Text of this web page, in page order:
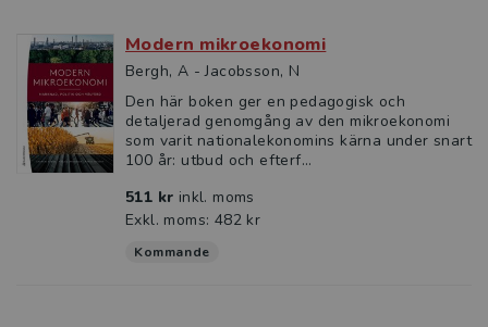
Modern mikroekonomi
Bergh, A - Jacobsson, N
Den här boken ger en pedagogisk och
detaljerad genomgång av den mikroekonomi
som varit nationalekonomins kärna under snart
100 år: utbud och efterf...
511 kr inkl. moms
Exkl. moms: 482 kr
Kommande